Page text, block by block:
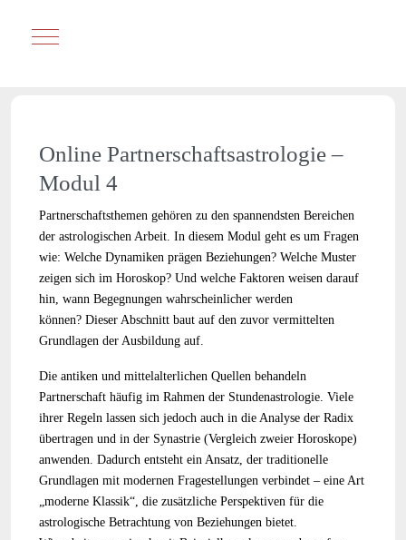
Mobile Menu Toggle
Online Partnerschaftsastrologie –
Modul 4
Partnerschaftsthemen gehören zu den spannendsten Bereichen
der astrologischen Arbeit. In diesem Modul geht es um Fragen
wie: Welche Dynamiken prägen Beziehungen? Welche Muster
zeigen sich im Horoskop? Und welche Faktoren weisen darauf
hin, wann Begegnungen wahrscheinlicher werden
können? Dieser Abschnitt baut auf den zuvor vermittelten
Grundlagen der Ausbildung auf.
Die antiken und mittelalterlichen Quellen behandeln
Partnerschaft häufig im Rahmen der Stundenastrologie. Viele
ihrer Regeln lassen sich jedoch auch in die Analyse der Radix
übertragen und in der Synastrie (Vergleich zweier Horoskope)
anwenden. Dadurch entsteht ein Ansatz, der traditionelle
Grundlagen mit modernen Fragestellungen verbindet – eine Art
„moderne Klassik“, die zusätzliche Perspektiven für die
astrologische Betrachtung von Beziehungen bietet.